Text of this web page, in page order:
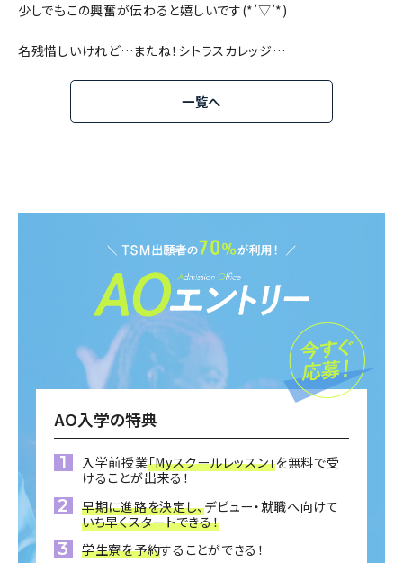
少しでもこの興奮が伝わると嬉しいです(*’▽’*)
名残惜しいけれど…またね！シトラスカレッジ…
一覧へ
AO入学の特典
入学前授業「Myスクールレッスン」を無料で受
けることが出来る！
早期に進路を決定し、デビュー・就職へ向けて
いち早くスタートできる！
学生寮を予約することができる！